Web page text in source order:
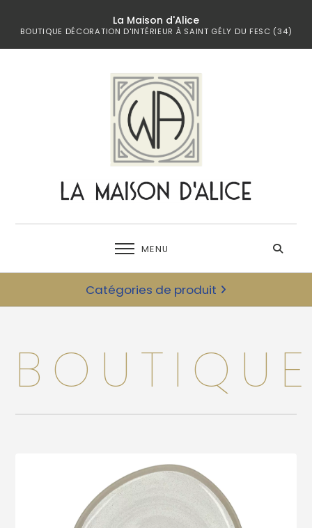
La Maison d'Alice
BOUTIQUE DÉCORATION D'INTÉRIEUR À SAINT GÉLY DU FESC (34)
MENU
Catégories de produit
← retour
Bébé
Bijoux
Linge de maison
Maroquinerie